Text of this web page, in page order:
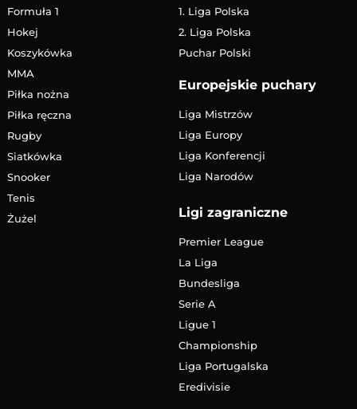
Formuła 1
Hokej
Koszykówka
MMA
Piłka nożna
Piłka ręczna
Rugby
Siatkówka
Snooker
Tenis
Żużel
1. Liga Polska
2. Liga Polska
Puchar Polski
Europejskie puchary
Liga Mistrzów
Liga Europy
Liga Konferencji
Liga Narodów
Ligi zagraniczne
Premier League
La Liga
Bundesliga
Serie A
Ligue 1
Championship
Liga Portugalska
Eredivisie